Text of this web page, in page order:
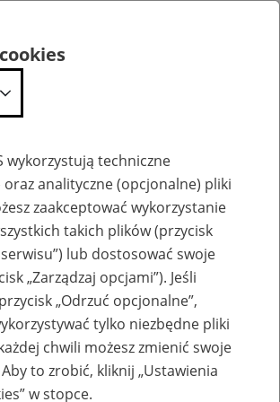
do siebie: Aktywni 50+
wykorzystują techniczne
oraz analityczne (opcjonalne) pliki
zaakceptować wykorzystanie
takich plików (przycisk
lub dostosować swoje
„Zarządzaj opcjami”). Jeśli
„Odrzuć opcjonalne”,
tylko niezbędne pliki
chwili możesz zmienić swoje
to zrobić, kliknij „Ustawienia
w stopce.